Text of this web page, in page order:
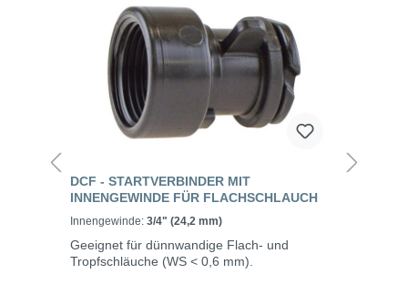
DCF - STARTVERBINDER MIT
INNENGEWINDE FÜR FLACHSCHLAUCH
Innengewinde: 3/4" (24,2 mm)
Geeignet für dünnwandige Flach- und
Tropfschläuche (WS < 0,6 mm).